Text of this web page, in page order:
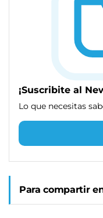
¡Suscribite al
Lo que necesitas
Para compartir